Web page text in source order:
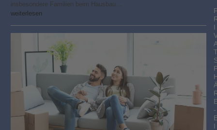
insbesondere Familien beim Hausbau…
weiterlesen
I
-
I